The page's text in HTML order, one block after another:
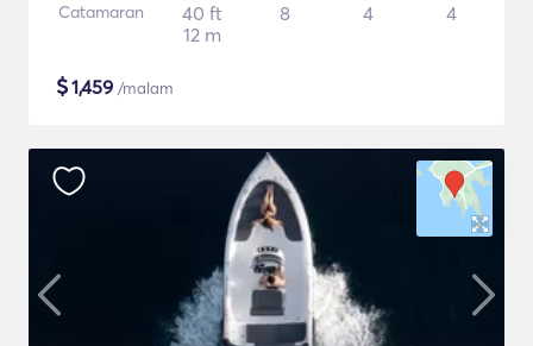
Catamaran
40 ft
12 m
8 4 4
$1,459 /malam